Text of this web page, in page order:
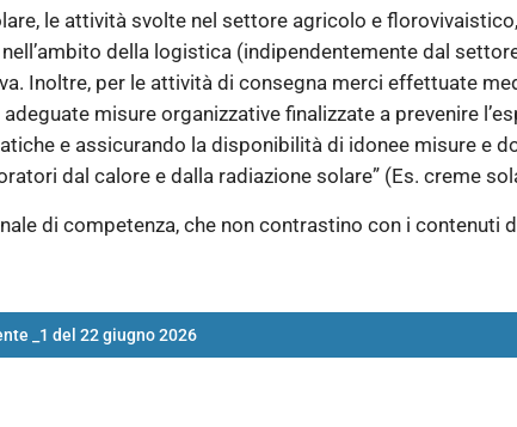
le attività svolte nel settore agricolo e
della logistica (indipendentemente dal
Inoltre, per le attività di consegna merci effettuate
misure organizzative finalizzate a prevenire
e assicurando la disponibilità di idonee misure e
dal calore e dalla radiazione solare” (Es. creme
di competenza, che non contrastino con i contenuti
_1 del 22 giugno 2026